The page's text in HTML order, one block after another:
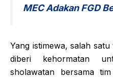
MEC Adakan FGD
Yang istimewa, salah
diberi kehormatan
sholawatan bersama